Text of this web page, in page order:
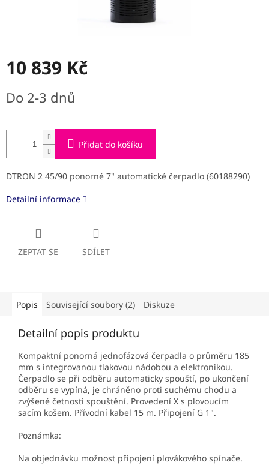
10 839 Kč
cena:
Do 2-3 dnů
Přidat do košíku
DTRON 2 45/90 ponorné 7" automatické čerpadlo (60188290)
Detailní informace
ZEPTAT SE SDÍLET
Popis Související soubory (2) Diskuze
Detailní popis produktu
Kompaktní ponorná jednofázová čerpadla o průměru 185
mm s integrovanou tlakovou nádobou a elektronikou.
Čerpadlo se při odběru automaticky spouští, po ukončení
odběru se vypíná, je chráněno proti suchému chodu a
zvýšené četnosti spouštění. Provedení X s plovoucím
sacím košem. Přívodní kabel 15 m. Připojení G 1".
Poznámka:
Na objednávku možnost připojení plovákového spínače.